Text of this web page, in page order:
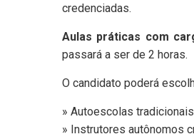
credenciadas.
Aulas práticas com
passará a ser de 2 horas.
O candidato poderá
» Autoescolas tradicionais
» Instrutores autônomos